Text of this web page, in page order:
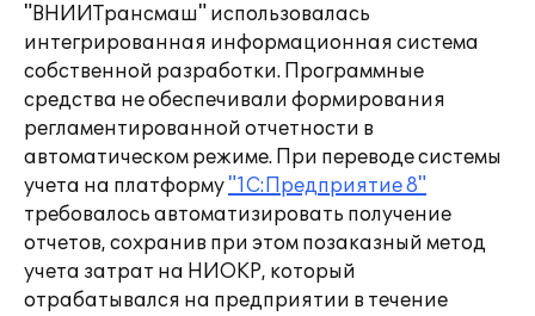
"ВНИИТрансмаш" использовалась
интегрированная информационная система
собственной разработки. Программные
средства не обеспечивали формирования
регламентированной отчетности в
автоматическом режиме. При переводе системы
учета на платформу "1С:Предприятие 8"
требовалось автоматизировать получение
отчетов, сохранив при этом позаказный метод
учета затрат на НИОКР, который
отрабатывался на предприятии в течение